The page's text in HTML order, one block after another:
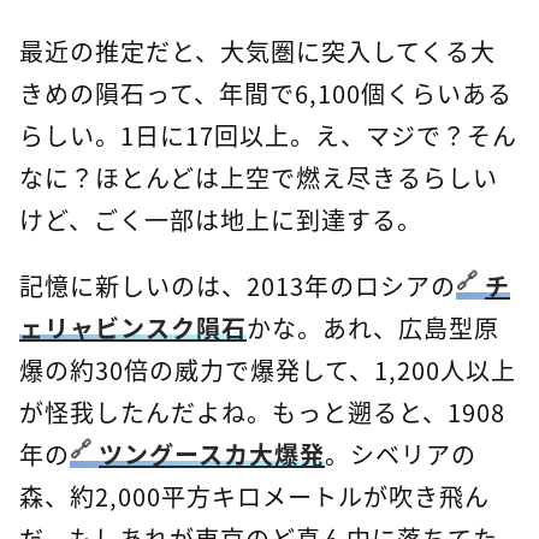
最近の推定だと、大気圏に突入してくる大
きめの隕石って、年間で6,100個くらいある
らしい。1日に17回以上。え、マジで？そん
なに？ほとんどは上空で燃え尽きるらしい
けど、ごく一部は地上に到達する。
記憶に新しいのは、2013年のロシアの
チ
ェリャビンスク隕石かな。あれ、広島型原
爆の約30倍の威力で爆発して、1,200人以上
が怪我したんだよね。もっと遡ると、1908
年の
ツングースカ大爆発。シベリアの
森、約2,000平方キロメートルが吹き飛ん